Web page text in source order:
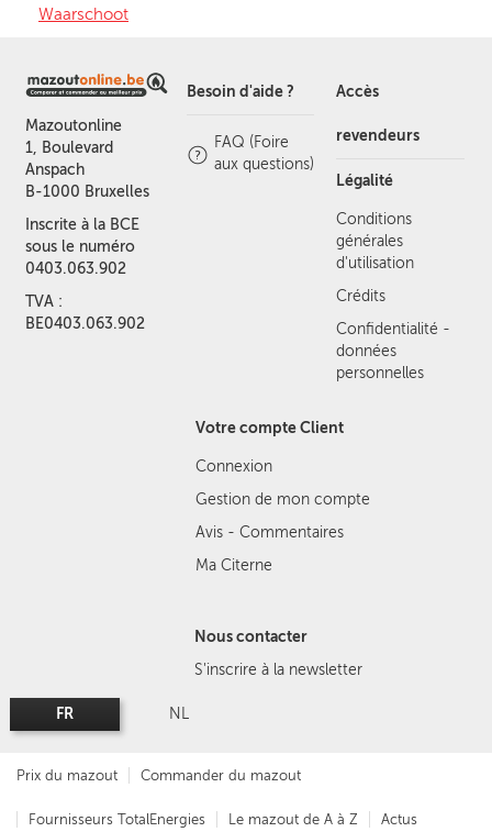
Waarschoot
Mazoutonline
1, Boulevard
Anspach
B-1000 Bruxelles
Inscrite à la BCE
sous le numéro
0403.063.902
TVA :
BE0403.063.902
Besoin d'aide ?
FAQ (Foire
aux questions)
Accès
revendeurs
Légalité
Conditions
générales
d'utilisation
Crédits
Confidentialité -
données
personnelles
Votre compte Client
Connexion
Gestion de mon compte
Avis - Commentaires
Ma Citerne
Nous contacter
S'inscrire à la newsletter
FR NL
Prix du mazout Commander du mazout
Fournisseurs TotalEnergies Le mazout de A à Z Actus